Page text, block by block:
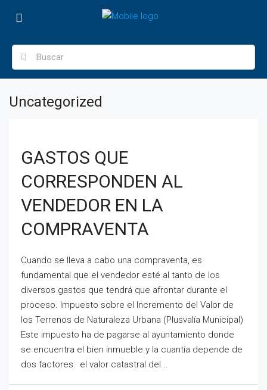
Uncategorized
GASTOS QUE
CORRESPONDEN AL
VENDEDOR EN LA
COMPRAVENTA
Cuando se lleva a cabo una compraventa, es
fundamental que el vendedor esté al tanto de los
diversos gastos que tendrá que afrontar durante el
proceso. Impuesto sobre el Incremento del Valor de
los Terrenos de Naturaleza Urbana (Plusvalía Municipal)
Este impuesto ha de pagarse al ayuntamiento donde
se encuentra el bien inmueble y la cuantía depende de
dos factores: el valor catastral del...